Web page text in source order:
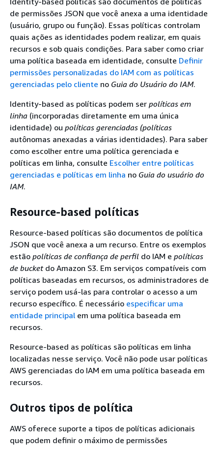
de permissões JSON que você anexa a uma identidade
(usuário, grupo ou função). Essas políticas controlam
quais ações as identidades podem realizar, em quais
recursos e sob quais condições. Para saber como criar
uma política baseada em identidade, consulte Definir
permissões personalizadas do IAM com as políticas
gerenciadas pelo cliente no Guia do Usuário do IAM.
Identity-based as políticas podem ser políticas em
linha (incorporadas diretamente em uma única
identidade) ou políticas gerenciadas (políticas
autônomas anexadas a várias identidades). Para saber
como escolher entre uma política gerenciada e
políticas em linha, consulte Escolher entre políticas
gerenciadas e políticas em linha no Guia do usuário do
IAM.
Resource-based políticas
Resource-based políticas são documentos de política
JSON que você anexa a um recurso. Entre os exemplos
estão políticas de confiança de perfil do IAM e políticas
de bucketdo Amazon S3. Em serviços compatíveis com
políticas baseadas em recursos, os administradores de
serviço podem usá-las para controlar o acesso a um
recurso específico. É necessário especificar uma
entidade principal em uma política baseada em
recursos.
Resource-based as políticas são políticas em linha
localizadas nesse serviço. Você não pode usar políticas
AWS gerenciadas do IAM em uma política baseada em
recursos.
Outros tipos de política
AWS oferece suporte a tipos de políticas adicionais
que podem definir o máximo de permissões